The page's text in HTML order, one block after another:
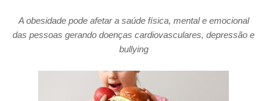
A obesidade pode afetar a saúde física, mental e emocional
das pessoas gerando doenças cardiovasculares, depressão e
bullying